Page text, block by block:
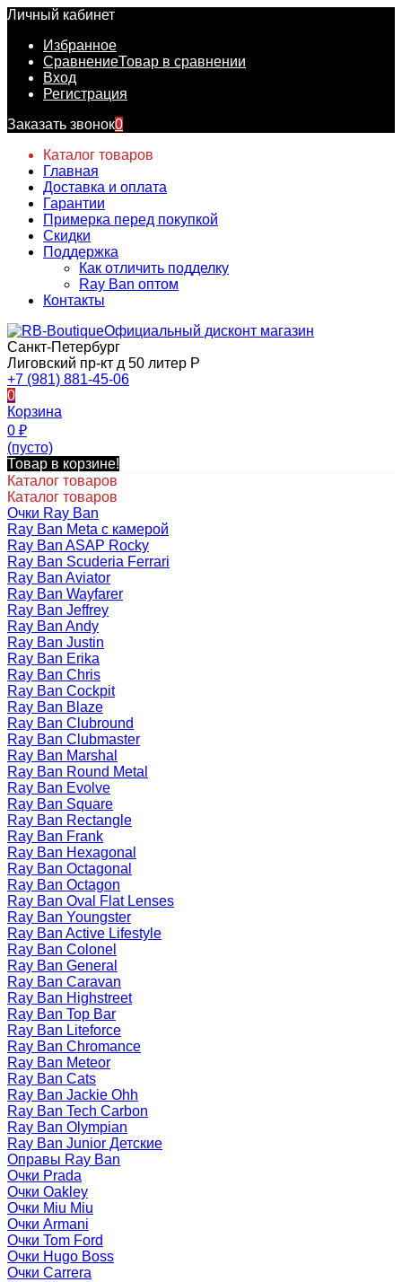
Личный кабинет
Избранное
СравнениеТовар в сравнении
Вход
Регистрация
Заказать звонок0
Каталог товаров
Главная
Доставка и оплата
Гарантии
Примерка перед покупкой
Скидки
Поддержка
Как отличить подделку
Ray Ban оптом
Контакты
Официальный дисконт магазин
Санкт-Петербург
Лиговский пр-кт д 50 литер Р
+7 (981) 881-45-06
0
Корзина
0 ₽
(пусто)
Товар в корзине!
Каталог товаров
Каталог товаров
Очки Ray Ban
Ray Ban Meta с камерой
Ray Ban ASAP Rocky
Ray Ban Scuderia Ferrari
Ray Ban Aviator
Ray Ban Wayfarer
Ray Ban Jeffrey
Ray Ban Andy
Ray Ban Justin
Ray Ban Erika
Ray Ban Chris
Ray Ban Cockpit
Ray Ban Blaze
Ray Ban Clubround
Ray Ban Clubmaster
Ray Ban Marshal
Ray Ban Round Metal
Ray Ban Evolve
Ray Ban Square
Ray Ban Rectangle
Ray Ban Frank
Ray Ban Hexagonal
Ray Ban Octagonal
Ray Ban Octagon
Ray Ban Oval Flat Lenses
Ray Ban Youngster
Ray Ban Active Lifestyle
Ray Ban Colonel
Ray Ban General
Ray Ban Caravan
Ray Ban Highstreet
Ray Ban Top Bar
Ray Ban Liteforce
Ray Ban Chromance
Ray Ban Meteor
Ray Ban Cats
Ray Ban Jackie Ohh
Ray Ban Tech Carbon
Ray Ban Olympian
Ray Ban Junior Детские
Оправы Ray Ban
Очки Prada
Очки Oakley
Очки Miu Miu
Очки Armani
Очки Tom Ford
Очки Hugo Boss
Очки Carrera